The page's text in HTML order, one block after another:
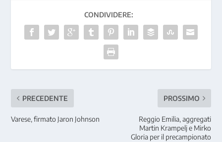
CONDIVIDERE:
PRECEDENTE
Varese, firmato Jaron Johnson
PROSSIMO
Reggio Emilia, aggregati
Martin Krampelj e Mirko
Gloria per il precampionato